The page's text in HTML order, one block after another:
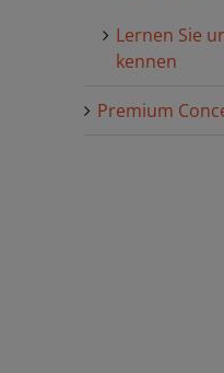
Lernen Sie
kennen
Premium